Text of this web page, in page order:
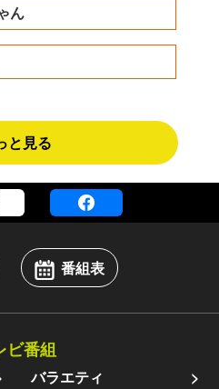
ん
と見る
番組表
ビ番組
バラエティ